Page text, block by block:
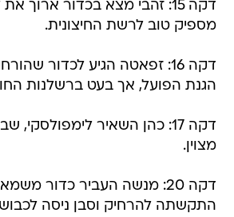
דקה 15: זהבי מצא בכדור
מספיק טוב לרשת החיצונית.
דקה 16: זפאטה הגיע לכדור
הגנת הפועל, אך בעט ברשלנות
דקה 17: כהן השאיר
מצוין.
דקה 20: מנשה העביר כדור
התקשתה להרחיק וסבן ניסה